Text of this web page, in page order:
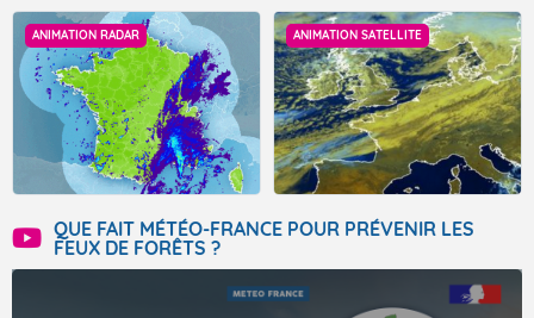
ANIMATION RADAR ANIMATION SATELLITE
QUE FAIT MÉTÉO-FRANCE POUR PRÉVENIR LES
FEUX DE FORÊTS ?